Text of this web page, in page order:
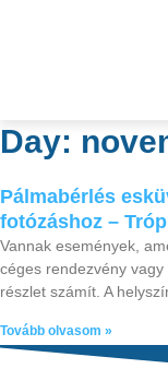
Day:
Pálmabérlés
fotózáshoz –
Vannak események,
céges rendezvény
részlet számít. A
Tovább olvasom »